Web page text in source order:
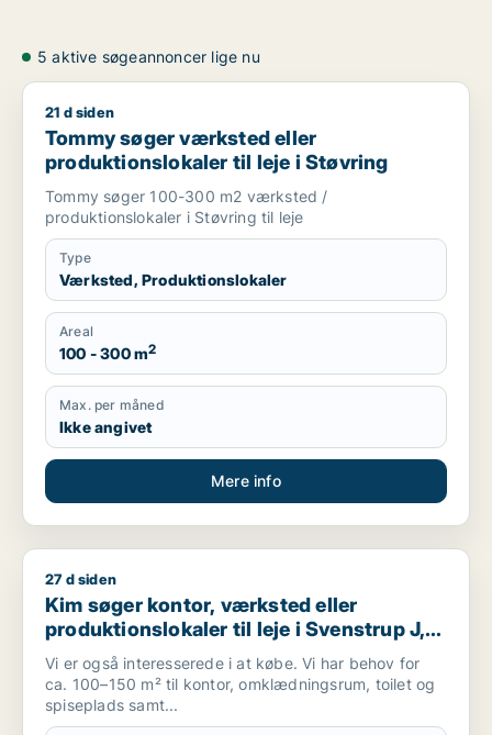
5 aktive søgeannoncer lige nu
Tommy søger værksted eller produktionslokaler til leje i
21 d siden
Tommy søger værksted eller
produktionslokaler til leje i Støvring
Tommy søger 100-300 m2 værksted /
produktionslokaler i Støvring til leje
Type
Værksted, Produktionslokaler
Areal
100 - 300 m2
Max. per måned
Ikke angivet
Mere info
Kim søger kontor, værksted eller produktionslokaler til leje i
27 d siden
Kim søger kontor, værksted eller
produktionslokaler til leje i Svenstrup J,
Nibe eller Gistrup m.fl.
Vi er også interesserede i at købe. Vi har behov for
ca. 100–150 m² til kontor, omklædningsrum, toilet og
spiseplads samt...